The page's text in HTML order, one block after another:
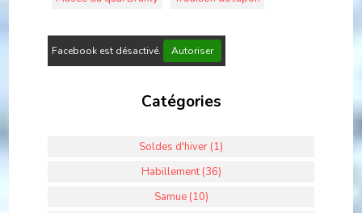
Facebook est désactivé. Autoriser
Catégories
Soldes d'hiver (1)
Habillement (36)
Samue (10)